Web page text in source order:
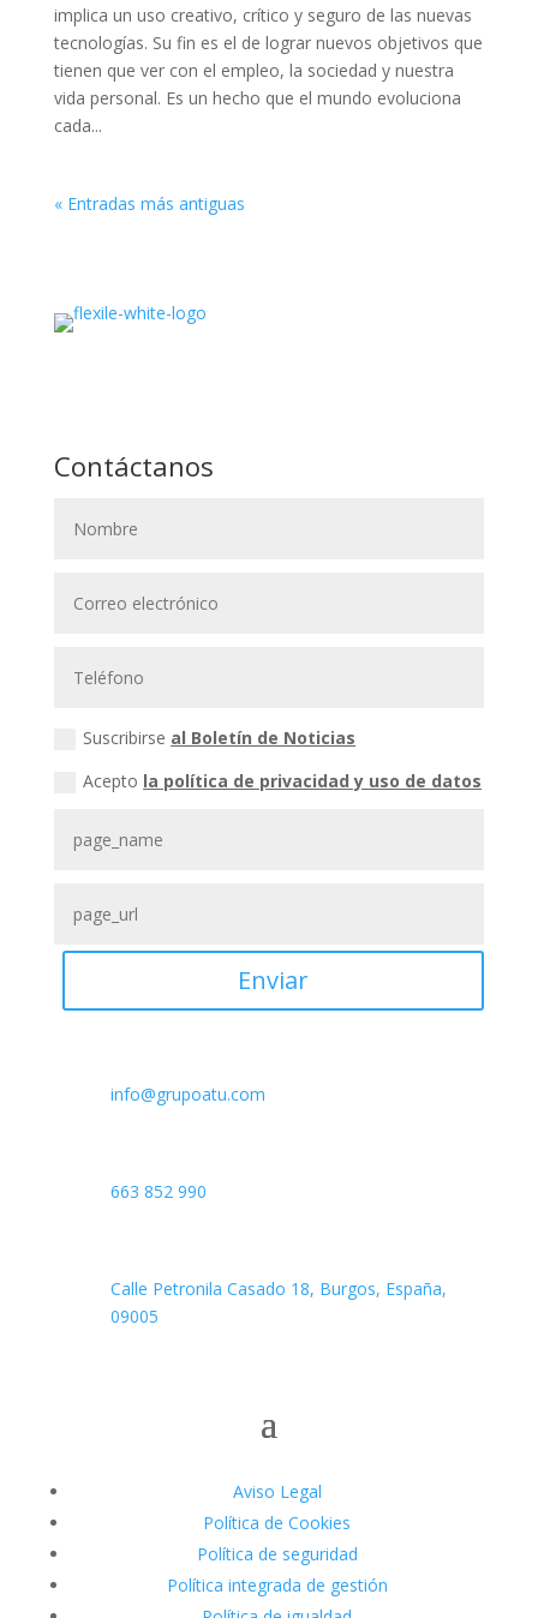
implica un uso creativo, crítico y seguro de las nuevas
tecnologías. Su fin es el de lograr nuevos objetivos que
tienen que ver con el empleo, la sociedad y nuestra
vida personal. Es un hecho que el mundo evoluciona
cada...
« Entradas más antiguas
Contáctanos
Suscribirse al Boletín de Noticias
Acepto la política de privacidad y uso de datos
Enviar
info@grupoatu.com
663 852 990
Calle Petronila Casado 18, Burgos, España,
09005
Aviso Legal
Política de Cookies
Política de seguridad
Política integrada de gestión